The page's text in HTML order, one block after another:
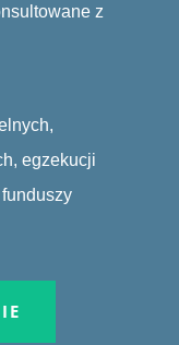
z
egzekucji